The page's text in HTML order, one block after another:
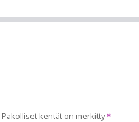
Pakolliset kentät on merkitty